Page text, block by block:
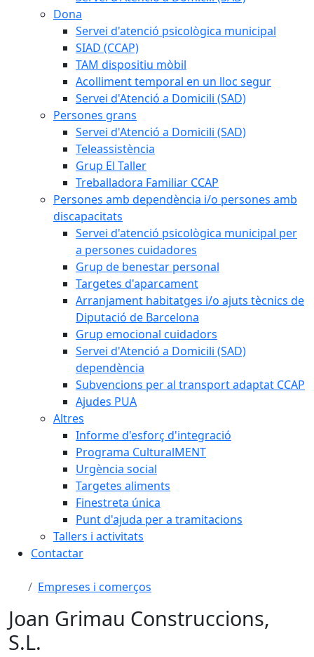
Dona
Servei d'atenció psicològica municipal
SIAD (CCAP)
TAM dispositiu mòbil
Acolliment temporal en un lloc segur
Servei d'Atenció a Domicili (SAD)
Persones grans
Servei d'Atenció a Domicili (SAD)
Teleassistència
Grup El Taller
Treballadora Familiar CCAP
Persones amb dependència i/o persones amb
discapacitats
Servei d'atenció psicològica municipal per
a persones cuidadores
Grup de benestar personal
Targetes d'aparcament
Arranjament habitatges i/o ajuts tècnics de
Diputació de Barcelona
Grup emocional cuidadors
Servei d'Atenció a Domicili (SAD)
dependència
Subvencions per al transport adaptat CCAP
Ajudes PUA
Altres
Informe d'esforç d'integració
Programa CulturalMENT
Urgència social
Targetes aliments
Finestreta única
Punt d'ajuda per a tramitacions
Tallers i activitats
Contactar
Empreses i comerços
Joan Grimau Construccions,
S.L.